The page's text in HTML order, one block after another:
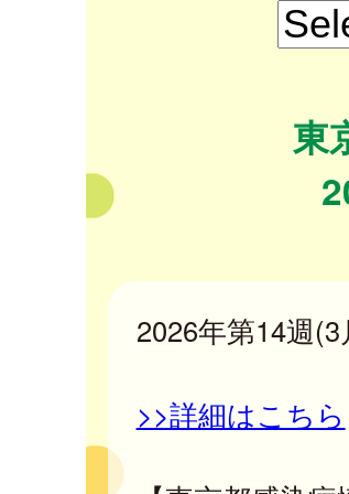
東
2026年第14週
>>詳細はこちら